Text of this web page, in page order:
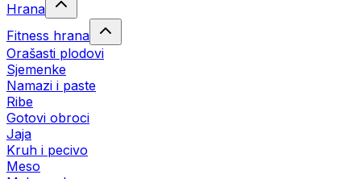
Hrana
Fitness hrana
Orašasti plodovi
Sjemenke
Namazi i paste
Ribe
Gotovi obroci
Jaja
Kruh i pecivo
Meso